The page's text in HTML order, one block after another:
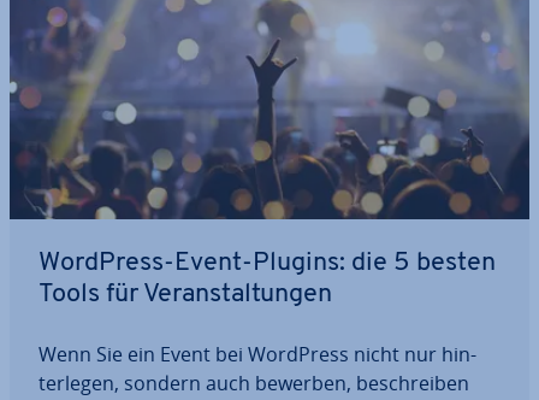
WordPress-Event-Plugins: die 5 besten
Tools für Ver­an­stal­tun­gen
Wenn Sie ein Event bei WordPress nicht nur hin­
ter­le­gen, sondern auch bewerben, be­schrei­ben